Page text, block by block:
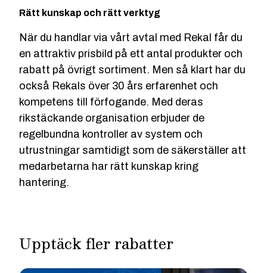
Rätt kunskap och rätt verktyg
När du handlar via vårt avtal med Rekal får du
en attraktiv prisbild på ett antal produkter och
rabatt på övrigt sortiment. Men så klart har du
också Rekals över 30 års erfarenhet och
kompetens till förfogande. Med deras
rikstäckande organisation erbjuder de
regelbundna kontroller av system och
utrustningar samtidigt som de säkerställer att
medarbetarna har rätt kunskap kring
hantering.
Upptäck fler rabatter